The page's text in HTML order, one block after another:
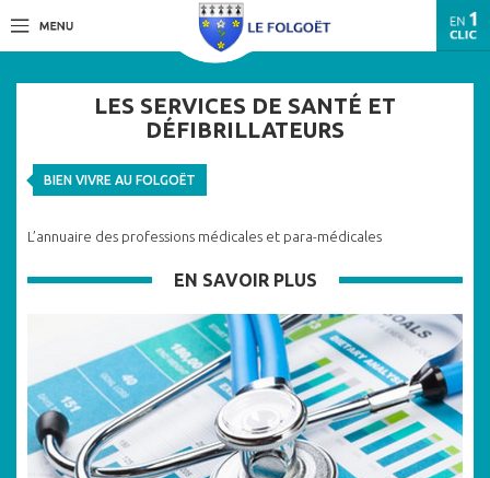
LES SERVICES DE SANTÉ ET
DÉFIBRILLATEURS
BIEN VIVRE AU FOLGOËT
L’annuaire des professions médicales et para-médicales
EN SAVOIR PLUS